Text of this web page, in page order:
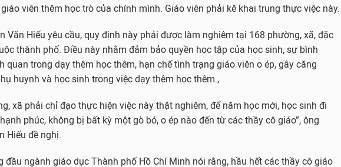
viên thêm học trò của chính mình. Giáo viên phải kê khai trung thực việc này.
Văn Hiếu yêu cầu, quy định này phải được làm nghiêm tại 168 phường, xã, đặc
thành phố. Điều này nhằm đảm bảo quyền học tập của học sinh, sự bình
quan trong dạy thêm học thêm, hạn chế tình trạng giáo viên o ép, gây căng
huynh và học sinh trong việc dạy thêm học thêm.,
xã phải chỉ đạo thực hiện việc này thật nghiêm, để năm học mới, học sinh đi
phúc, không bị bất kỳ một gò bó, o ép nào đến từ các thầy cô giáo”, ông
Hiếu đề nghị.
đầu ngành giáo dục Thành phố Hồ Chí Minh nói rằng, hầu hết các thầy cô giáo